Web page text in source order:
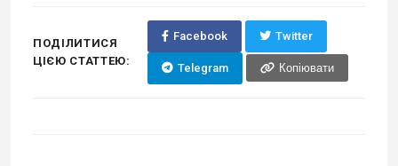
ПОДІЛИТИСЯ
ЦІЄЮ СТАТТЕЮ:
Facebook Twitter
Telegram Копіювати